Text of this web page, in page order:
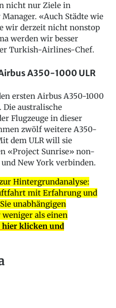
nicht nur Ziele in
«Auch Städte wie
wir derzeit nicht nonstop
werden wir besser
Turkish-Airlines-Chef.
A350-1000 ULR
ersten Airbus A350-1000
australische
Flugzeuge in dieser
zwölf weitere A350-
dem ULR will sie
«Project Sunrise» non-
New York verbinden.
Hintergrundanalyse:
mit Erfahrung und
unabhängigen
als einen
hier klicken und